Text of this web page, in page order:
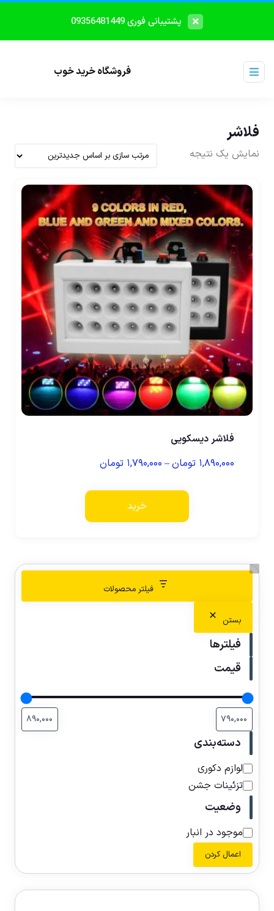
پشتیبانی فوری 09356481449
فروشگاه خرید خوب
فلاشر
نمایش یک نتیجه
فلاشر دیسکویی
۱,۸۹۰,۰۰۰ تومان– ۱,۷۹۰,۰۰۰ تومان
خرید
فیلتر محصولات
بستن
فیلترها
قیمت
دسته‌بندی
لوازم دکوری
تزئینات جشن
وضعیت
موجود در انبار
اعمال کردن